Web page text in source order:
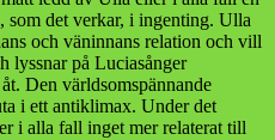
som det verkar, i ingenting. Ulla
och väninnans relation och vill
lyssnar på Luciasånger
Den världsomspännande
i ett antiklimax. Under det
i alla fall inget mer relaterat till